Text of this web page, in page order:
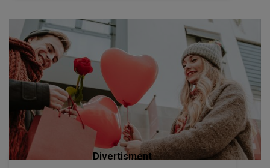
Divertisment